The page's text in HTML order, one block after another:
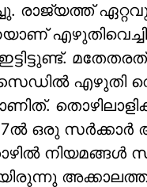
രാജ്യത്ത്
എഴുതി
ഒരു
നിയമങ്ങള്‍